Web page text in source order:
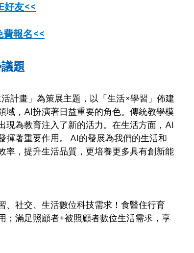
好友<<
費報名<<
題
計畫」為策展主題，以「生活×學習」佈建
域，AI扮演著日益重要的角色。傳統教學模
現為教育注入了新的活力。在生活方面，AI
著重要作用。 AI的發展為我們的生活和
率，提升生活品質，更培養更多具有創新能
、社交、生活數位科技需求！食醫住行育
；滿足照顧者+被照顧者數位生活需求，享